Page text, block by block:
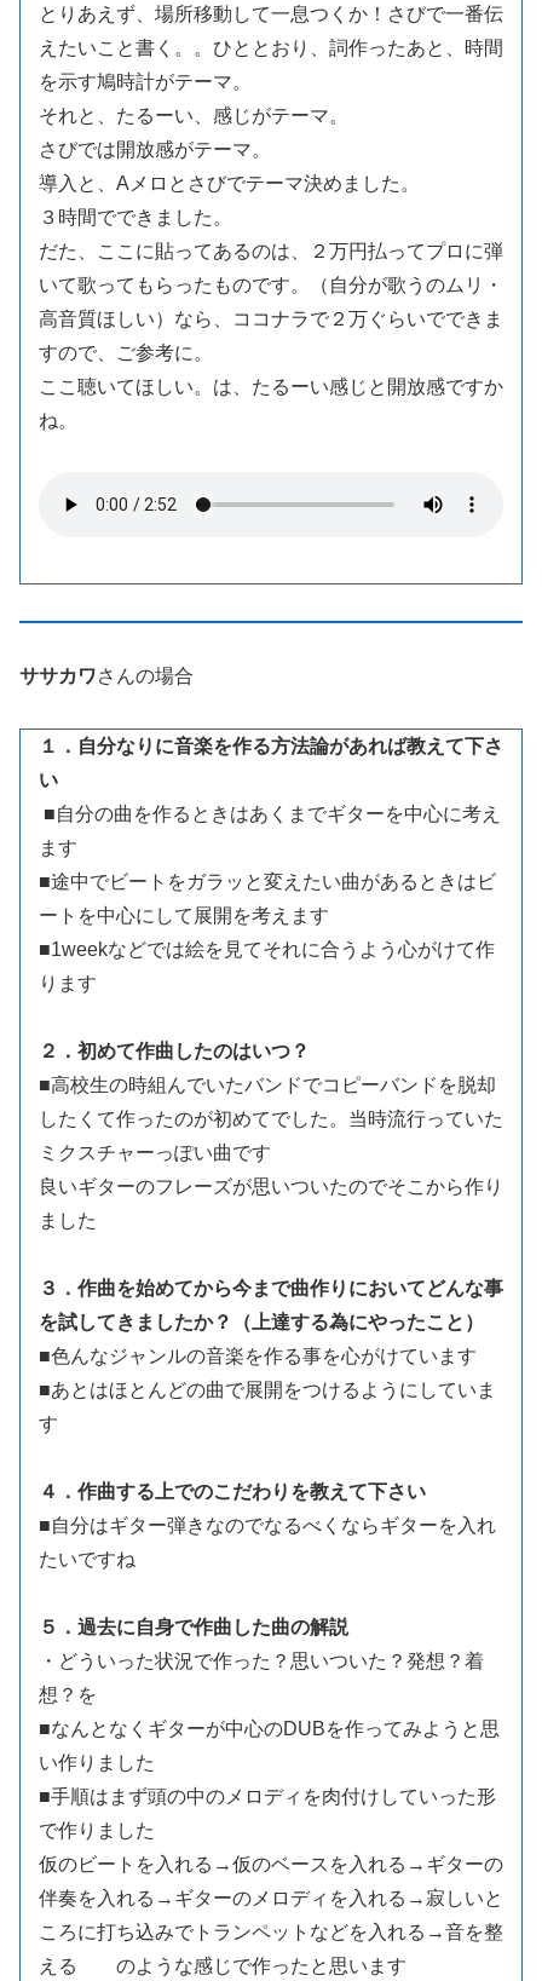
とりあえず、場所移動して一息つくか！さびで一番伝
えたいこと書く。。ひととおり、詞作ったあと、時間
を示す鳩時計がテーマ。
それと、たるーい、感じがテーマ。
さびでは開放感がテーマ。
導入と、Aメロとさびでテーマ決めました。
３時間でできました。
だた、ここに貼ってあるのは、２万円払ってプロに弾
いて歌ってもらったものです。（自分が歌うのムリ・
高音質ほしい）なら、ココナラで２万ぐらいでできま
すので、ご参考に。
ここ聴いてほしい。は、たるーい感じと開放感ですか
ね。
ササカワさんの場合
１．自分なりに音楽を作る方法論があれば教えて下さ
い
■自分の曲を作るときはあくまでギターを中心に考え
ます
■途中でビートをガラッと変えたい曲があるときはビ
ートを中心にして展開を考えます
■1weekなどでは絵を見てそれに合うよう心がけて作
ります
２．初めて作曲したのはいつ？
■高校生の時組んでいたバンドでコピーバンドを脱却
したくて作ったのが初めてでした。当時流行っていた
ミクスチャーっぽい曲です
良いギターのフレーズが思いついたのでそこから作り
ました
３．作曲を始めてから今まで曲作りにおいてどんな事
を試してきましたか？（上達する為にやったこと）
■色んなジャンルの音楽を作る事を心がけています
■あとはほとんどの曲で展開をつけるようにしていま
す
４．作曲する上でのこだわりを教えて下さい
■自分はギター弾きなのでなるべくならギターを入れ
たいですね
５．過去に自身で作曲した曲の解説
・どういった状況で作った？思いついた？発想？着
想？を
■なんとなくギターが中心のDUBを作ってみようと思
い作りました
■手順はまず頭の中のメロディを肉付けしていった形
で作りました
仮のビートを入れる→仮のベースを入れる→ギターの
伴奏を入れる→ギターのメロディを入れる→寂しいと
ころに打ち込みでトランペットなどを入れる→音を整
える のような感じで作ったと思います